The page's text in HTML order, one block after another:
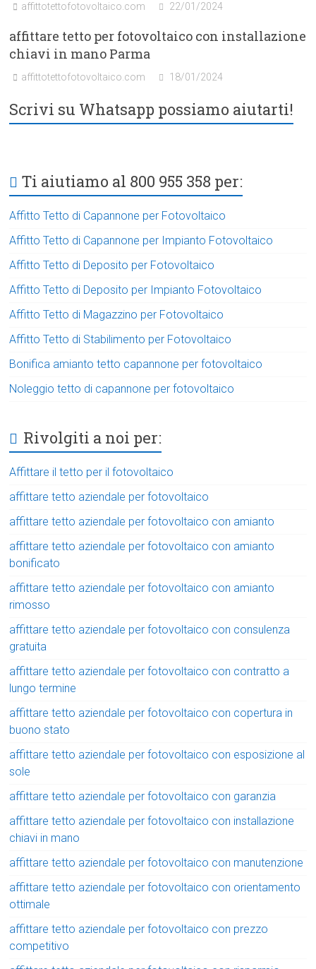
affittotettofotovoltaico.com 22/01/2024
affittare tetto per fotovoltaico con installazione
chiavi in mano Parma
affittotettofotovoltaico.com 18/01/2024
Scrivi su Whatsapp possiamo aiutarti!
Ti aiutiamo al 800 955 358 per:
Affitto Tetto di Capannone per Fotovoltaico
Affitto Tetto di Capannone per Impianto Fotovoltaico
Affitto Tetto di Deposito per Fotovoltaico
Affitto Tetto di Deposito per Impianto Fotovoltaico
Affitto Tetto di Magazzino per Fotovoltaico
Affitto Tetto di Stabilimento per Fotovoltaico
Bonifica amianto tetto capannone per fotovoltaico
Noleggio tetto di capannone per fotovoltaico
Rivolgiti a noi per:
Affittare il tetto per il fotovoltaico
affittare tetto aziendale per fotovoltaico
affittare tetto aziendale per fotovoltaico con amianto
affittare tetto aziendale per fotovoltaico con amianto
bonificato
affittare tetto aziendale per fotovoltaico con amianto
rimosso
affittare tetto aziendale per fotovoltaico con consulenza
gratuita
affittare tetto aziendale per fotovoltaico con contratto a
lungo termine
affittare tetto aziendale per fotovoltaico con copertura in
buono stato
affittare tetto aziendale per fotovoltaico con esposizione al
sole
affittare tetto aziendale per fotovoltaico con garanzia
affittare tetto aziendale per fotovoltaico con installazione
chiavi in mano
affittare tetto aziendale per fotovoltaico con manutenzione
affittare tetto aziendale per fotovoltaico con orientamento
ottimale
affittare tetto aziendale per fotovoltaico con prezzo
competitivo